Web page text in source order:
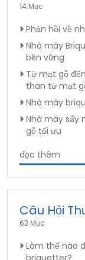
14 Mục
Phản hồi về
Nhà máy
bền vững
Từ mạt gỗ
than từ mạt
Nhà máy
Nhà máy sấy
gỗ tối ưu
đọc thêm
Câu Hỏi
63 Mục
Làm thế nào
briquetter?